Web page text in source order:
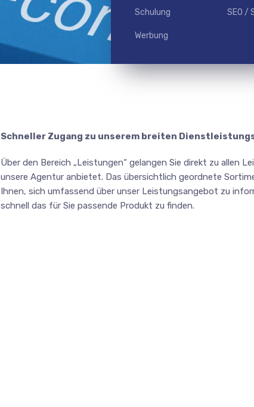
Schulung SEO /
Werbung
Schneller Zugang zu unserem breiten
Über den Bereich „Leistungen“ gelangen Sie direkt zu allen
unsere Agentur anbietet. Das übersichtlich geordnete
Ihnen, sich umfassend über unser Leistungsangebot zu
schnell das für Sie passende Produkt zu finden.